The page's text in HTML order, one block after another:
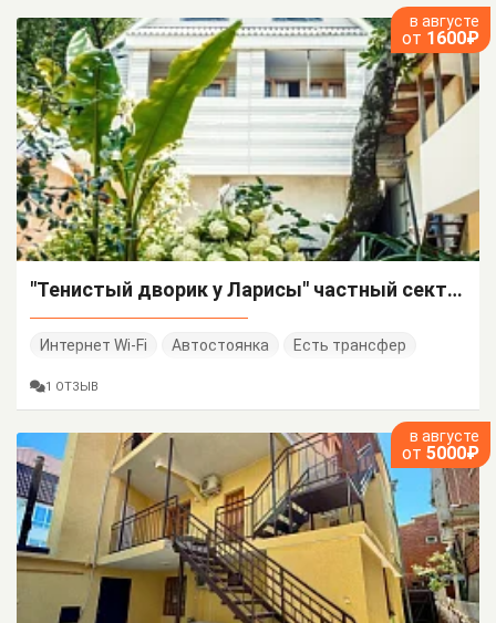
в августе
от 1600₽
"Тенистый дворик у Ларисы" частный сектор
Интернет Wi-Fi Автостоянка Есть трансфер
1 ОТЗЫВ
в августе
от 5000₽